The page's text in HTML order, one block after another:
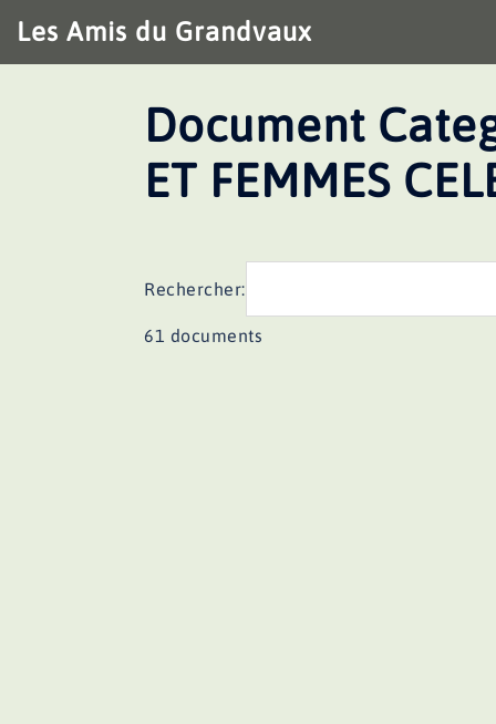
au
contenu
Les Amis du Grandvaux
Document
ET FEMMES
Rechercher:
61 documents